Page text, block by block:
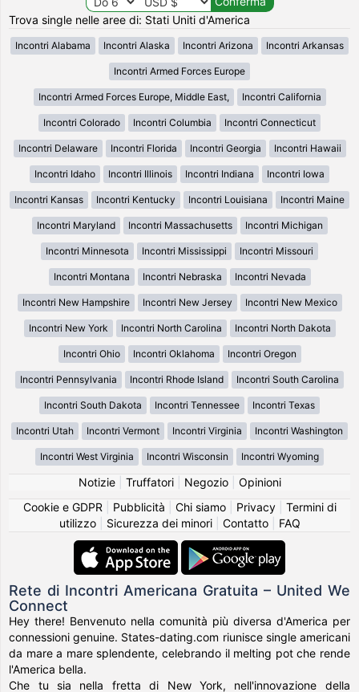
Trova single nelle aree di: Stati Uniti d'America
Incontri Alabama Incontri Alaska Incontri Arizona Incontri Arkansas
Incontri Armed Forces Europe
Incontri Armed Forces Europe, Middle East, Incontri California
Incontri Colorado Incontri Columbia Incontri Connecticut
Incontri Delaware Incontri Florida Incontri Georgia Incontri Hawaii
Incontri Idaho Incontri Illinois Incontri Indiana Incontri Iowa
Incontri Kansas Incontri Kentucky Incontri Louisiana Incontri Maine
Incontri Maryland Incontri Massachusetts Incontri Michigan
Incontri Minnesota Incontri Mississippi Incontri Missouri
Incontri Montana Incontri Nebraska Incontri Nevada
Incontri New Hampshire Incontri New Jersey Incontri New Mexico
Incontri New York Incontri North Carolina Incontri North Dakota
Incontri Ohio Incontri Oklahoma Incontri Oregon
Incontri Pennsylvania Incontri Rhode Island Incontri South Carolina
Incontri South Dakota Incontri Tennessee Incontri Texas
Incontri Utah Incontri Vermont Incontri Virginia Incontri Washington
Incontri West Virginia Incontri Wisconsin Incontri Wyoming
Notizie| Truffatori| Negozio| Opinioni
Cookie e GDPR
Pubblicità Chi siamo| Privacy| Termini di
utilizzo| Sicurezza dei minori| Contatto| FAQ
Rete di Incontri Americana Gratuita – United We
Connect
Hey there! Benvenuto nella comunità più diversa d'America per
connessioni genuine. States-dating.com riunisce single americani
da mare a mare splendente, celebrando il melting pot che rende
l'America bella.
Che tu sia nella fretta di New York, nell'innovazione della